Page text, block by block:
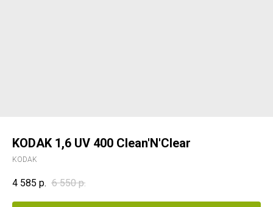
KODAK 1,6 UV 400 Clean'N'Clear
KODAK
4 585 р. 6 550 р.